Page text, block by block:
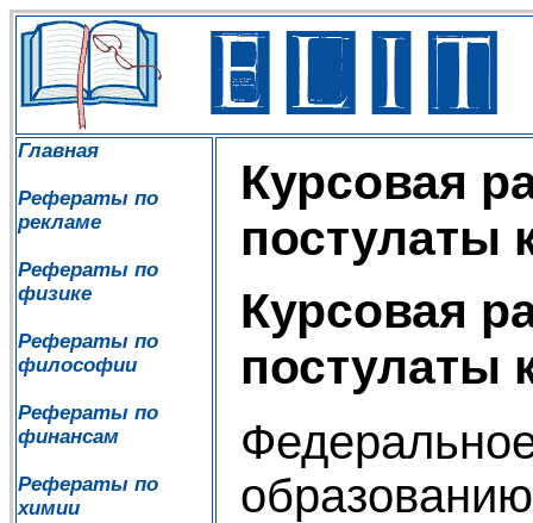
Главная
Рефераты по
рекламе
Рефераты по
физике
Рефераты по
философии
Рефераты по
финансам
Рефераты по
химии
Курсовая
постулаты
Курсовая
постулаты
образованию